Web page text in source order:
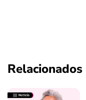
Relacionados